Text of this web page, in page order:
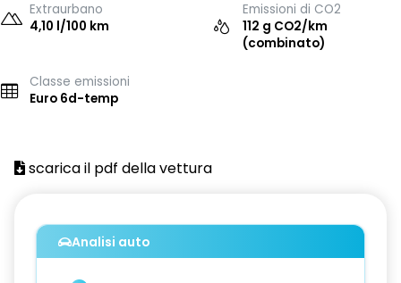
Extraurbano
4,10 l/100 km
Emissioni di CO2
112 g CO2/km
(combinato)
Classe emissioni
Euro 6d-temp
scarica il pdf della vettura
Analisi auto